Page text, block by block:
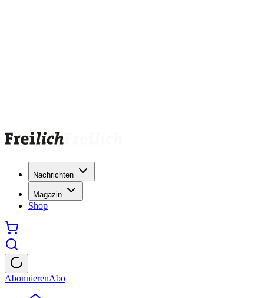
Nachrichten
Magazin
Shop
AbonnierenAbo